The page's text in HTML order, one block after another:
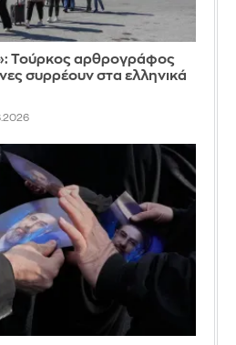
Τούρκος αρθρογράφος
συρρέουν στα ελληνικά